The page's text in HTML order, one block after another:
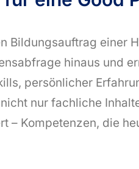
Bildungsauftrag einer
hinaus und
persönlicher
nur fachliche
– Kompetenzen, die